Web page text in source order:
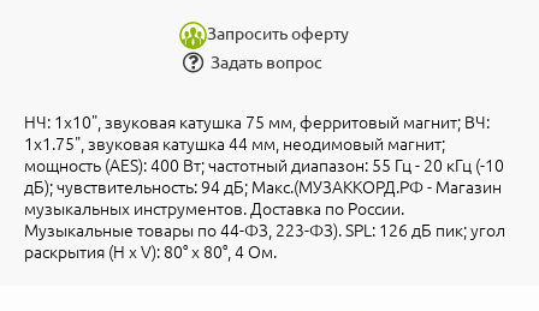
Запросить оферту
Задать вопрос
НЧ: 1x10", звуковая катушка 75 мм, ферритовый магнит; ВЧ:
1x1.75", звуковая катушка 44 мм, неодимовый магнит;
мощность (AES): 400 Вт; частотный диапазон: 55 Гц - 20 кГц (-10
дБ); чувствительность: 94 дБ; Макс.(МУЗАККОРД.РФ - Магазин
музыкальных инструментов. Доставка по России.
Музыкальные товары по 44-ФЗ, 223-ФЗ). SPL: 126 дБ пик; угол
раскрытия (H x V): 80° x 80°, 4 Ом.